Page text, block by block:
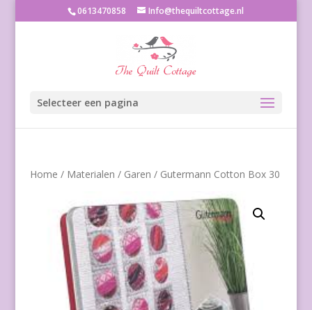
0613470858 Info@thequiltcottage.nl
Selecteer een pagina
Home / Materialen / Garen / Gutermann Cotton Box 30